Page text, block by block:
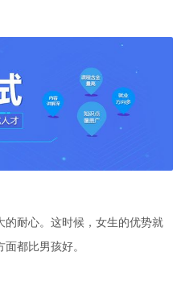
耐心。这时候，女生的优势就
都比男孩好。